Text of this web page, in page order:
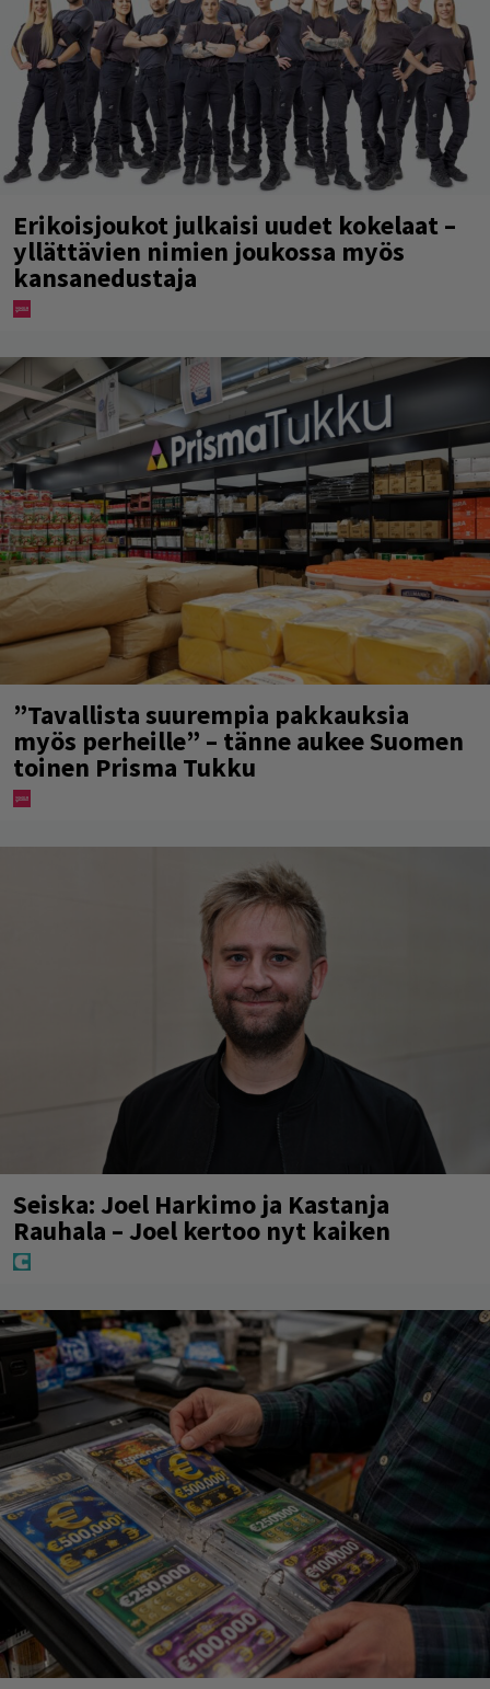
Erikoisjoukot julkaisi uudet kokelaat –
yllättävien nimien joukossa myös
kansanedustaja
”Tavallista suurempia pakkauksia
myös perheille” – tänne aukee Suomen
toinen Prisma Tukku
Seiska: Joel Harkimo ja Kastanja
Rauhala – Joel kertoo nyt kaiken